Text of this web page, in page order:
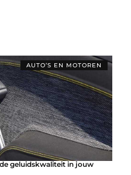
AUTO’S EN MOTOREN
geluidskwaliteit in jouw